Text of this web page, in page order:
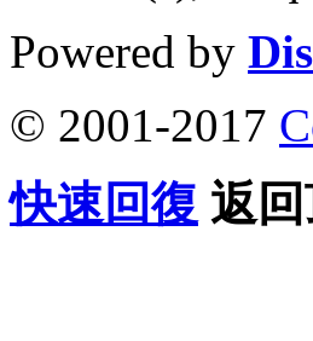
Powered by
© 2001-2017
快速回復 返